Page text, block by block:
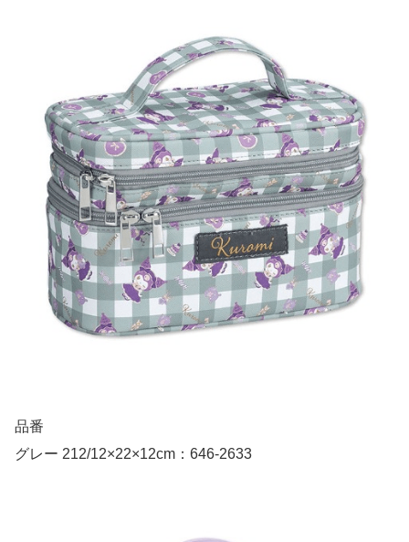
品番
グレー 212/12×22×12cm：646-2633